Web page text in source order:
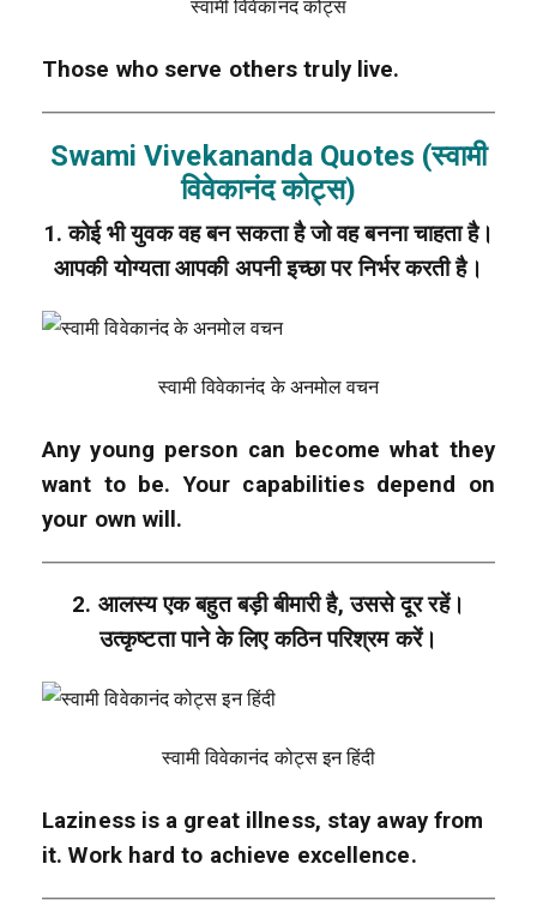
स्वामी विवेकानंद कोट्स
Those who serve others truly live.
Swami Vivekananda Quotes (स्वामी
विवेकानंद कोट्स)
1. कोई भी युवक वह बन सकता है जो वह बनना चाहता है।
आपकी योग्यता आपकी अपनी इच्छा पर निर्भर करती है।
स्वामी विवेकानंद के अनमोल वचन
Any young person can become what they
want to be. Your capabilities depend on
your own will.
2. आलस्य एक बहुत बड़ी बीमारी है, उससे दूर रहें।
उत्कृष्टता पाने के लिए कठिन परिश्रम करें।
स्वामी विवेकानंद कोट्स इन हिंदी
Laziness is a great illness, stay away from
it. Work hard to achieve excellence.